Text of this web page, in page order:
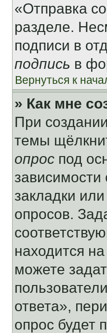
«Отправка
разделе.
подписи в
подпись в
Вернуться к
» Как мне
При
темы
опрос под
зависимости
закладки
опросов.
находится
можете
ответа»,
опрос будет